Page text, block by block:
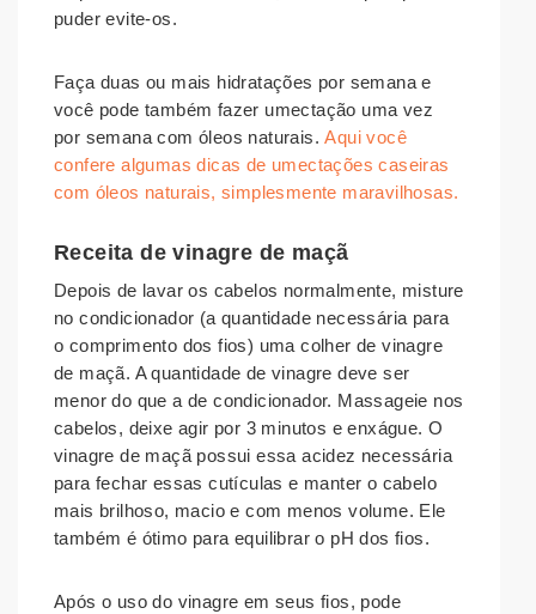
puder evite-os.
Faça duas ou mais hidratações por semana e
você pode também fazer umectação uma vez
por semana com óleos naturais.Aqui você
confere algumas dicas de umectações caseiras
com óleos naturais, simplesmente maravilhosas.
Receita de vinagre de maçã
Depois de lavar os cabelos normalmente, misture
no condicionador (a quantidade necessária para
o comprimento dos fios) uma colher de vinagre
de maçã. A quantidade de vinagre deve ser
menor do que a de condicionador. Massageie nos
cabelos, deixe agir por 3 minutos e enxágue. O
vinagre de maçã possui essa acidez necessária
para fechar essas cutículas e manter o cabelo
mais brilhoso, macio e com menos volume. Ele
também é ótimo para equilibrar o pH dos fios.
Após o uso do vinagre em seus fios, pode